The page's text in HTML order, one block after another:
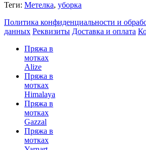
Теги: Метелка, уборка
Политика конфиденциальности и
данных Реквизиты Доставка и оплата
Пряжа в
мотках
Alize
Пряжа в
мотках
Himalaya
Пряжа в
мотках
Gazzal
Пряжа в
мотках